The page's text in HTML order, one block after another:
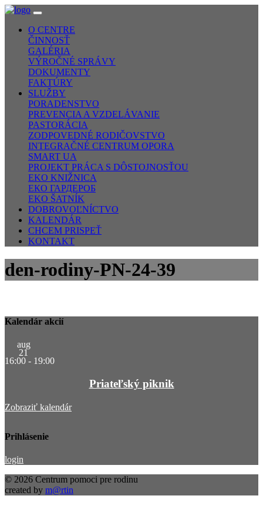
O CENTRE
ČINNOSŤ
GALÉRIA
VÝROČNÉ SPRÁVY
DOKUMENTY
FAKTÚRY
SLUŽBY
PORADENSTVO
PREVENCIA A VZDELÁVANIE
PASTORÁCIA
ZODPOVEDNÉ RODIČOVSTVO
INTEGRAČNÉ CENTRUM OPORA
SMART UA
PROJEKT PRÁCA S DÔSTOJNOSŤOU
EKO KNIŽNICA
ЕКО ГАРДЕРОБ
EKO ŠATNÍK
DOBROVOĽNÍCTVO
KALENDÁR
CHCEM PRISPEŤ
KONTAKT
den-rodiny-PN-24-39
Kalendár akcií
aug
21
16:00 - 19:00
Priateľský piknik
Zobraziť kalendár
Prihlásenie
login
© 2026 Centrum pomoci pre rodinu
created by m@rtin